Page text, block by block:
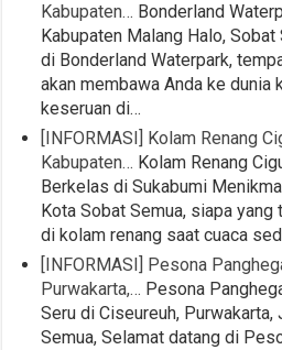
Kabupaten… Bonderland
Kabupaten Malang Halo,
di Bonderland Waterpark,
akan membawa Anda ke dunia
keseruan di…
[INFORMASI] Kolam Renang
Kabupaten… Kolam Renang
Berkelas di Sukabumi
Kota Sobat Semua, siapa
di kolam renang saat cuaca
[INFORMASI] Pesona
Purwakarta,… Pesona
Seru di Ciseureuh, Purwakarta,
Semua, Selamat datang di